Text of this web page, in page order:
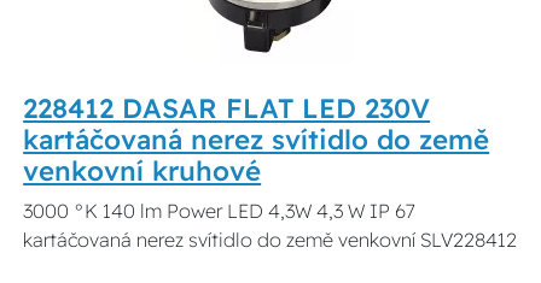
228412 DASAR FLAT LED 230V
kartáčovaná nerez svítidlo do země
venkovní kruhové
3000 °K 140 lm Power LED 4,3W 4,3 W IP 67
kartáčovaná nerez svítidlo do země venkovní SLV228412